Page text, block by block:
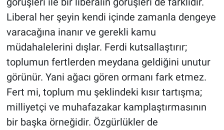
Liberal her şeyin kendi içinde zamanla dengeye
varacağına inanır ve gerekli kamu
müdahalelerini dışlar. Ferdi kutsallaştırır;
toplumun fertlerden meydana geldiğini unutur
görünür. Yani ağacı gören ormanı fark etmez.
Fert mi, toplum mu şeklindeki kısır tartışma;
milliyetçi ve muhafazakar kamplaştırmasının
bir başka örneğidir. Özgürlükler de